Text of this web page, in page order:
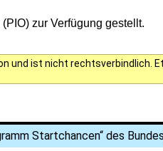
zur Verfügung gestellt.
ist nicht rechtsverbindlich.
Startchancen“ des